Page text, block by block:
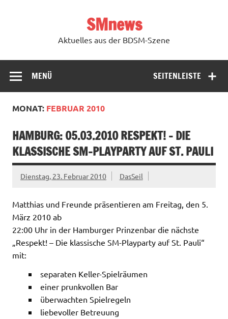
SMnews
Aktuelles aus der BDSM-Szene
SEITENLEISTE
MENÜ
MONAT: FEBRUAR 2010
HAMBURG: 05.03.2010 RESPEKT! – DIE
KLASSISCHE SM-PLAYPARTY AUF ST. PAULI
Dienstag, 23. Februar 2010 DasSeil
Matthias und Freunde präsentieren am Freitag, den 5.
März 2010 ab
22:00 Uhr in der Hamburger Prinzenbar die nächste
„Respekt! – Die klassische SM-Playparty auf St. Pauli“
mit:
separaten Keller-Spielräumen
einer prunkvollen Bar
überwachten Spielregeln
liebevoller Betreuung